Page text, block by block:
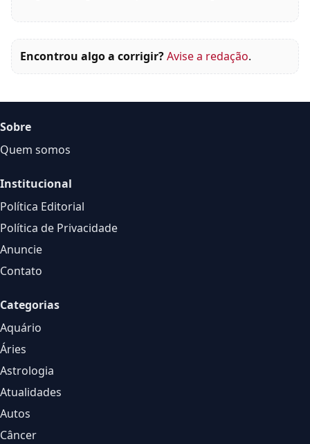
Encontrou algo a corrigir?Avise a redação.
Sobre
Quem somos
Institucional
Política Editorial
Política de Privacidade
Anuncie
Contato
Categorias
Aquário
Áries
Astrologia
Atualidades
Autos
Câncer